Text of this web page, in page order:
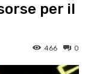
per il
0
466